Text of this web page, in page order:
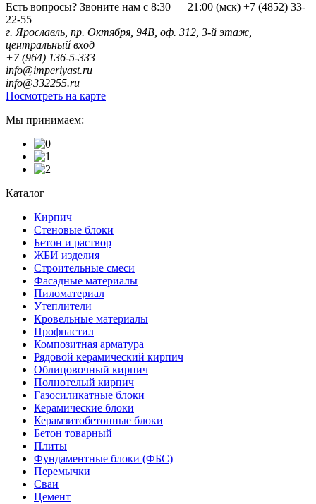
Есть вопросы? Звоните нам с 8:30 — 21:00 (мск) +7 (4852) 33-
22-55
г. Ярославль, пр. Октября, 94В, оф. 312, 3-й этаж,
центральный вход
+7 (964) 136-5-333
info@imperiyast.ru
info@332255.ru
Посмотреть на карте
Мы принимаем:
Каталог
Кирпич
Стеновые блоки
Бетон и раствор
ЖБИ изделия
Строительные смеси
Фасадные материалы
Пиломатериал
Утеплители
Кровельные материалы
Профнастил
Композитная арматура
Рядовой керамический кирпич
Облицовочный кирпич
Полнотелый кирпич
Газосиликатные блоки
Керамические блоки
Керамзитобетонные блоки
Бетон товарный
Плиты
Фундаментные блоки (ФБС)
Перемычки
Сваи
Цемент